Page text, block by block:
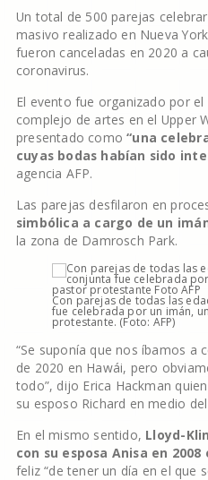
Un total de 500 parejas
masivo realizado en Nueva
fueron canceladas en 2020 a
coronavirus.
El evento fue organizado por
complejo de artes en el Upper
presentado como“una
cuyas bodas habían sido
agencia AFP.
Las parejas desfilaron en
simbólica a cargo de un
la zona de Damrosch Park.
Con parejas de todas las
fue celebrada por un imán,
protestante. (Foto: AFP)
“Se suponía que nos íbamos a
de 2020 en Hawái, pero
todo”, dijo Erica Hackman
su esposo Richard en medio
En el mismo sentido, Lloyd-
con su esposa Anisa en
feliz “de tener un día en el que